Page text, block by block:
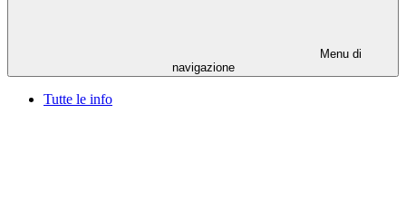
Menu di
navigazione
Tutte le info